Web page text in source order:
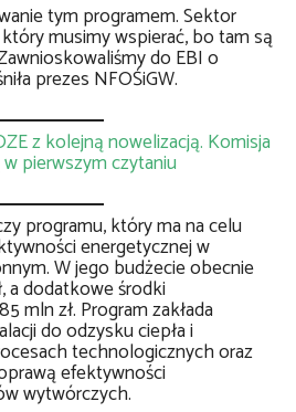
tym programem. Sektor
musimy wspierać, bo tam są
do EBI o
prezes NFOŚiGW.
z kolejną nowelizacją. Komisja
w pierwszym czytaniu
programu, który ma na celu
energetycznej w
W jego budżecie obecnie
a dodatkowe środki
mln zł. Program zakłada
do odzysku ciepła i
technologicznych oraz
efektywności
wytwórczych.